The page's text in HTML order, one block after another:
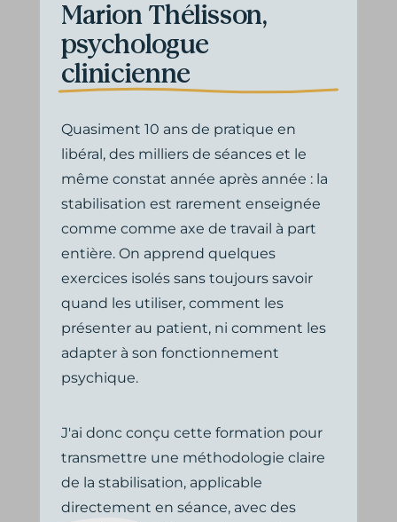
Marion Thélisson,
psychologue
clinicienne
Quasiment 10 ans de pratique en
libéral, des milliers de séances et le
même constat année après année : la
stabilisation est rarement enseignée
comme comme axe de travail à part
entière. On apprend quelques
exercices isolés sans toujours savoir
quand les utiliser, comment les
présenter au patient, ni comment les
adapter à son fonctionnement
psychique.
J'ai donc conçu cette formation pour
transmettre une méthodologie claire
de la stabilisation, applicable
directement en séance, avec des